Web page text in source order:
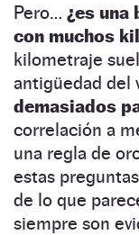
Pero… ¿es una
con muchos
kilometraje
antigüedad del
demasiados
correlación a
una regla de
estas
de lo que
siempre son